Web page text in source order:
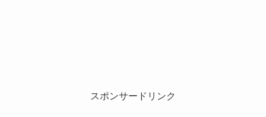
スポンサードリンク